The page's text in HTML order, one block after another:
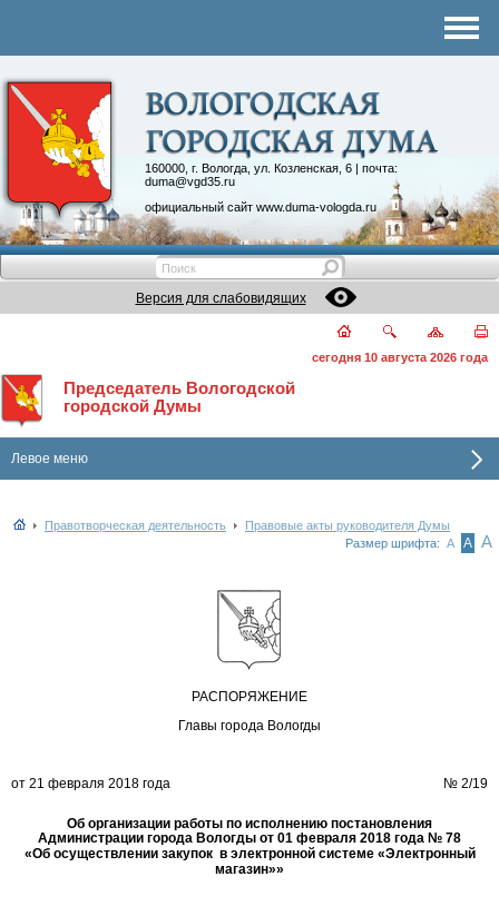
160000, г. Вологда, ул. Козленская, 6 | почта:
duma@vgd35.ru
официальный сайт www.duma-vologda.ru
Контакты
Депутатские объединения
Версия для слабовидящих
сегодня 10 августа 2026 года
Председатель Вологодской
городской Думы
Левое меню
Правотворческая деятельность
Правовые акты руководителя Думы
Размер шрифта: А А А
РАСПОРЯЖЕНИЕ
Главы города Вологды
от 21 февраля 2018 года № 2/19
Об организации работы по исполнению постановления
Администрации города Вологды от 01 февраля 2018 года № 78
«Об осуществлении закупок в электронной системе «Электронный
магазин»»